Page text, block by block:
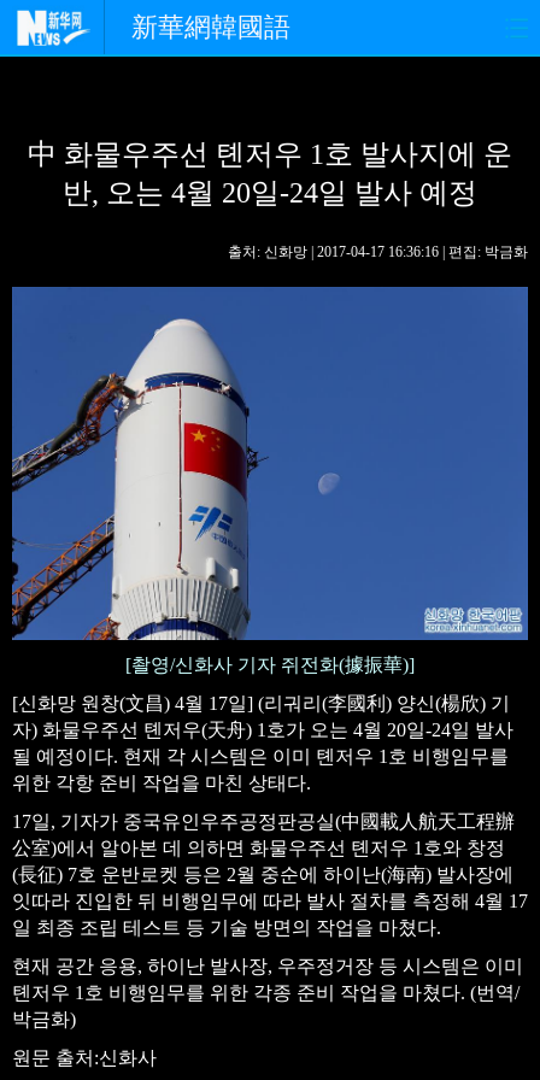
新華網韓國語
경제 사회 포토
중한교류 핫 TV 문화
中 화물우주선 톈저우 1호 발사지에 운
반, 오는 4월 20일-24일 발사 예정
출처: 신화망 | 2017-04-17 16:36:16 | 편집: 박금화
[촬영/신화사 기자 쥐전화(據振華)]
[신화망 원창(文昌) 4월 17일] (리궈리(李國利) 양신(楊欣) 기
자) 화물우주선 톈저우(天舟) 1호가 오는 4월 20일-24일 발사
될 예정이다. 현재 각 시스템은 이미 톈저우 1호 비행임무를
위한 각항 준비 작업을 마친 상태다.
17일, 기자가 중국유인우주공정판공실(中國載人航天工程辦
公室)에서 알아본 데 의하면 화물우주선 톈저우 1호와 창정
(長征) 7호 운반로켓 등은 2월 중순에 하이난(海南) 발사장에
잇따라 진입한 뒤 비행임무에 따라 발사 절차를 측정해 4월 17
일 최종 조립 테스트 등 기술 방면의 작업을 마쳤다.
현재 공간 응용, 하이난 발사장, 우주정거장 등 시스템은 이미
톈저우 1호 비행임무를 위한 각종 준비 작업을 마쳤다. (번역/
박금화)
원문 출처:신화사